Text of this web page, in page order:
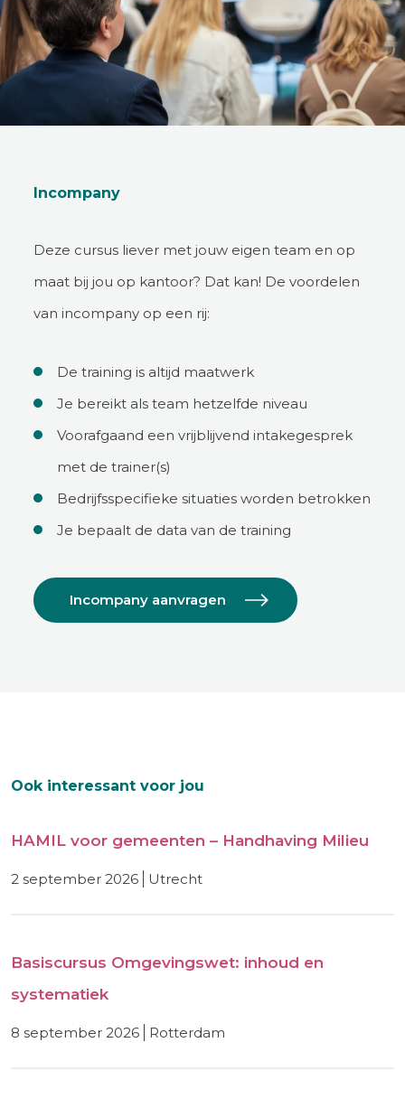
Incompany
Deze cursus liever met jouw eigen team en op
maat bij jou op kantoor? Dat kan! De voordelen
van incompany op een rij:
De training is altijd maatwerk
Je bereikt als team hetzelfde niveau
Voorafgaand een vrijblijvend intakegesprek
met de trainer(s)
Bedrijfsspecifieke situaties worden betrokken
Je bepaalt de data van de training
Incompany aanvragen
Ook interessant voor jou
HAMIL voor gemeenten – Handhaving Milieu
2 september 2026 utrecht
Basiscursus Omgevingswet: inhoud en
systematiek
8 september 2026 rotterdam